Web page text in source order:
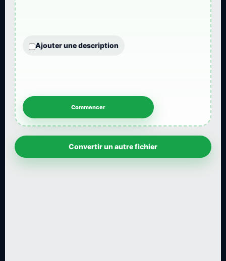
Ajouter une description
Convertir un autre fichier